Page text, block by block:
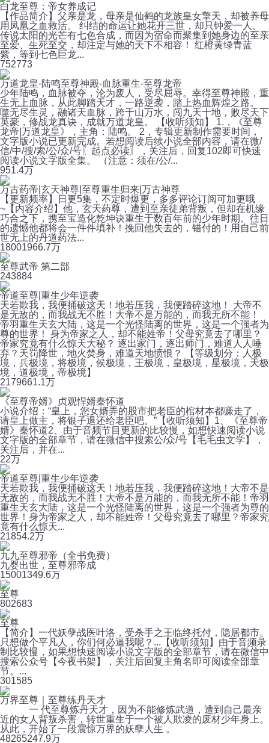
白龙至尊：帝女养成记
【作品简介】父亲是龙，母亲是仙鹤的龙族皇女擎天，却被养母
用凤凰之血救活。 纠结的命运让她花开三世，却只钟爱一人。
传说太阳的光芒有七色合成，而因为宿命而聚集到她身边的至亲
至爱、生死至交，却注定与她的天下不相容！ 红橙黄绿青蓝
紫，等到七色巨龙...
752773
万道龙皇-陆鸣至尊神殿-血脉重生-至尊龙帝
少年陆鸣，血脉被夺，沦为废人，受尽屈辱。幸得至尊神殿，重
生无上血脉，从此脚踏天才，一路逆袭，踏上热血辉煌之路。
噬无尽生灵，融诸天血脉，跨千山万水，闯九天十地，败尽天下
英豪，修战龙真诀，成就万道龙皇。 【收听须知】 1.，《至尊
龙帝|万道龙皇》，主角：陆鸣。 2，专辑更新制作需要时间，
文字版小说已更新完成。若想阅读后续小说全部内容，请在微/
信/中/搜/索/公/众/号〖起点必读〗，关注后，回复102即可快速
阅读小说文字版全集。 （注意：须在/公/...
951.4万
万古药帝|玄天神尊|至尊重生归来|万古神尊
【更新频率】日更5集，不定时爆更，多多评论订阅可加更哦
~【内容介绍】他，玄天药尊，遭到至亲徒弟背叛，但却在机缘
巧合之下，携至宝造化乾坤诀重生于数百年前的少年时期。往日
的遗憾他都将会一件件填补！挽回他失去的，错付的！用自己前
世无上的丹道药法...
18001966.7万
至尊武帝 第二部
243884
帝道至尊|重生少年逆袭
天若欺我，我便捅破这天！地若压我，我便踏碎这地！ 大帝不
是无敌的，而我战无不胜！大帝不是万能的，而我无所不能！
帝羽重生天玄大陆，这是一个光怪陆离的世界，这是一个强者为
尊的世界！ 身为帝家之人，却不能姓帝！父母究竟去了哪里？
帝家究竟有什么惊天大秘？ 逐出家门，逐出师门，难道人人唾
弃？天罚降世，地火焚身，难道天地愤恨？ 【等级划分：人极
境，兵极境，将极境，侯极境，王极境，皇极境，星极境，天极
境，道极境，帝极境】
2179661.1万
《至尊帝婿》贞观悍婿秦怀道
小说介绍：“皇上，您女婿弄的股市把老臣的棺材本都赚走了，
请皇上做主，将银子退还给老臣吧。”【收听须知】1、《至尊帝
婿》秦怀道2、由于音频节目更新的比较慢，如想快速阅读小说
文字版的全部章节，请在微信中搜索公/众/号【毛毛虫文学】，
关注后，并在...
22万
帝道至尊|重生少年逆袭
天若欺我，我便捅破这天！地若压我，我便踏碎这地！大帝不是
无敌的，而我战无不胜！大帝不是万能的，而我无所不能！帝羽
重生天玄大陆，这是一个光怪陆离的世界，这是一个强者为尊的
世界！身为帝家之人，却不能姓帝！父母究竟去了哪里？帝家究
竟有什么惊天...
21854.2万
九九至尊邪帝（全书免费）
九婴出世，至尊邪帝成
15001349.6万
至尊
802683
至尊
【简介】一代妖孽战医叶洛，受杀手之王临终托付，隐居都市。
只想做个平凡人，你们何必逼我呢？...【收听须知】由于音频录
制比较慢，如果想快速阅读小说文字版的全部章节，请在微信中
搜索公众号【今夜书架】，关注后回复主角名即可阅读全部章
节。...
301585
万界至尊｜至尊练丹天才
一 代至尊炼丹天才，因为不能修炼武道，遭到自己最亲
近的女人背叛杀害，转世重生于一个被人欺凌的废材少年身上。
从此，开始了一段震惊万界的妖孽人生 。
48265247.9万